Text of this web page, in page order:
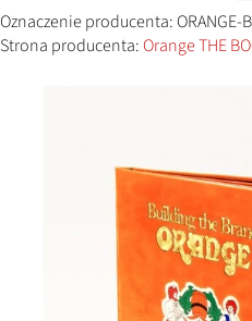
Oznaczenie producenta: ORANGE-
Strona producenta:Orange THE